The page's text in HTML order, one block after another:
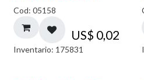
Cod: 05158
US$ 0,02
Inventario: 175831